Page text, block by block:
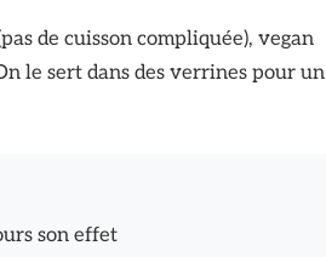
de cuisson compliquée), vegan
le sert dans des verrines pour un
son effet